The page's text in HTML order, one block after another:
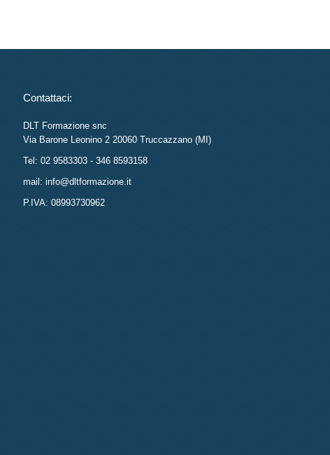
Contattaci:
DLT Formazione snc
Via Barone Leonino 2 20060 Truccazzano (MI)
Tel: 02 9583303 - 346 8593158
mail: info@dltformazione.it
P.IVA: 08993730962